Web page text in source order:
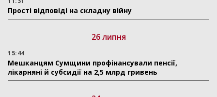
Прості відповіді на складну війну
26 липня
15:44
Мешканцям Сумщини профінансували пенсії,
лікарняні й субсидії на 2,5 млрд гривень